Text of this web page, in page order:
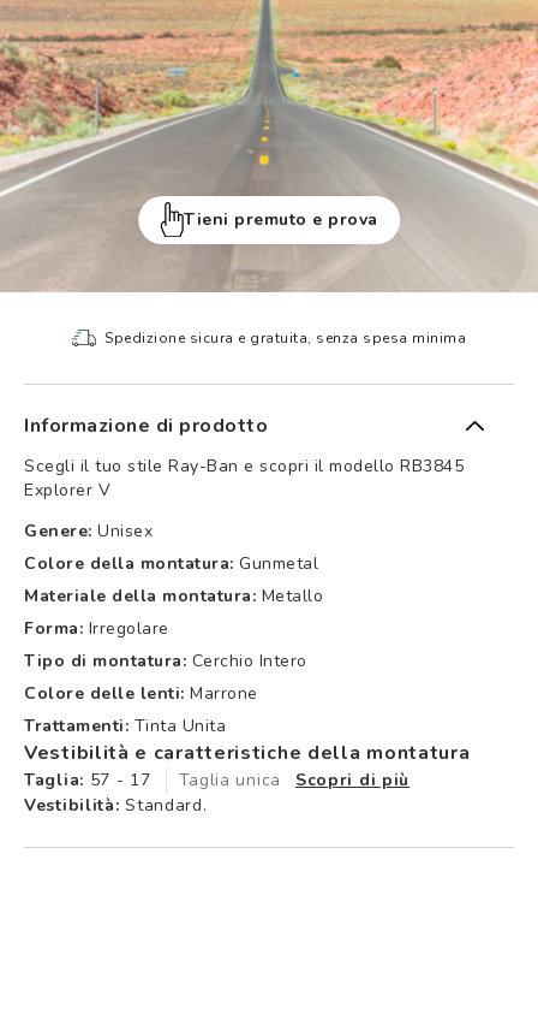
Tieni premuto e prova
Spedizione sicura e gratuita, senza spesa minima
Informazione di prodotto
Scegli il tuo stile Ray-Ban e scopri il modello RB3845
Explorer V
Genere: Unisex
Colore della montatura: Gunmetal
Materiale della montatura: Metallo
Forma: Irregolare
Tipo di montatura: Cerchio Intero
Colore delle lenti: Marrone
Trattamenti: Tinta Unita
Vestibilità e caratteristiche della montatura
Taglia: 57 - 17 Taglia unica
Scopri di più
Vestibilità: Standard.